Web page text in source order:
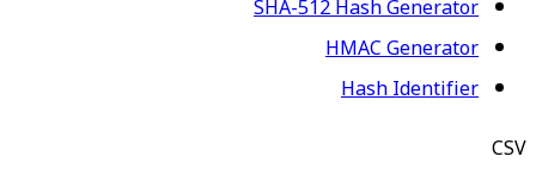
SHA-512 Hash Generator
HMAC Generator
Hash Identifier
CSV